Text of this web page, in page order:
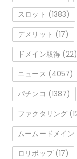
スロット (1383)
デメリット (17)
ドメイン取得(22)
ニュース (4057)
パチンコ (1387)
ファクタリング
ムームードメイン
ロリポップ(17)